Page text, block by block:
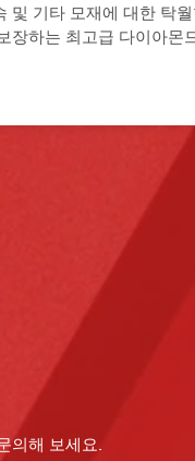
및 기타 모재에 대한 탁
장하는 최고급 다이아몬
의해 보세요.